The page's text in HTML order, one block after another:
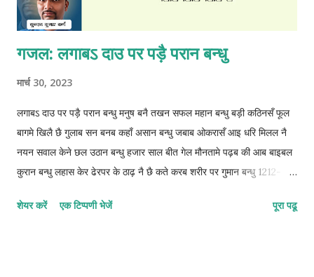
गजल: लगाबऽ दाउ पर पड़ै परान बन्धु
मार्च 30, 2023
लगाबऽ दाउ पर पड़ै परान बन्धु मनुष बनै तखन सफल महान बन्धु बड़ी कठिनसँ फूल
बागमे खिलै छै गुलाब सन बनब कहाँ असान बन्धु जबाब ओकरासँ आइ धरि मिलल नै
नयन सवाल केने छल उठान बन्धु हजार साल बीत गेल मौनतामे पढ़ब की आब बाइबल
कुरान बन्धु लहास केर ढेरपर के ठाढ़ नै छै कते करब शरीर पर गुमान बन्धु 1212-
शेयर करें एक टिप्पणी भेजें पूरा पढू